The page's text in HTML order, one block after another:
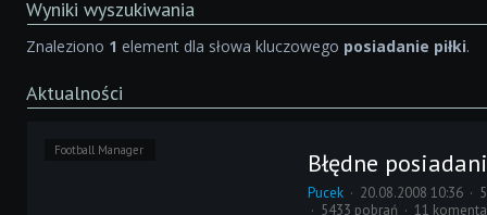
Wyniki wyszukiwania
Znaleziono 1 element dla słowa kluczowego posiadanie piłki.
Aktualności
Football Manager Błędne
Pucek 20.08.2008 10:36
5433 pobrań
11